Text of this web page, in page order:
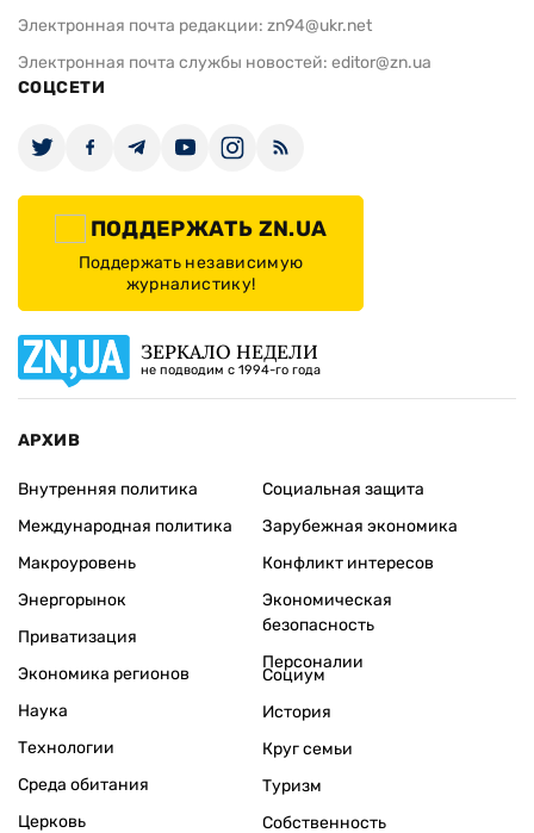
Электронная почта редакции: zn94@ukr.net
Электронная почта службы новостей: editor@zn.ua
СОЦСЕТИ
ПОДДЕРЖАТЬ ZN.UA
Поддержать независимую
журналистику!
ЗЕРКАЛО НЕДЕЛИ
не подводим с 1994-го года
АРХИВ
Внутренняя политика
Международная политика
Макроуровень
Энергорынок
Приватизация
Экономика регионов
Социальная защита
Зарубежная экономика
Конфликт интересов
Экономическая
безопасность
Персоналии
Наука
Технологии
Среда обитания
Церковь
Социум
История
Круг семьи
Туризм
Собственность